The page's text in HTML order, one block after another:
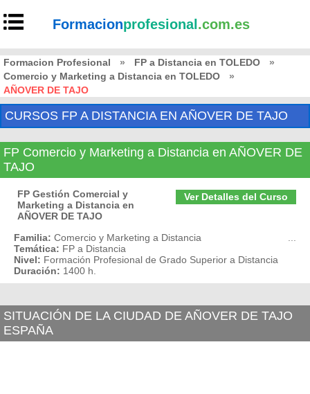
Formacionprofesional .com.es
Formacion Profesional » FP a Distancia en TOLEDO
»
Comercio y Marketing a Distancia en TOLEDO
»
AÑOVER DE TAJO
CURSOS FP A DISTANCIA EN AÑOVER DE TAJO
FP Comercio y Marketing a Distancia en AÑOVER DE
TAJO
Ver Detalles del Curso
FP Gestión Comercial y
Marketing a Distancia en
AÑOVER DE TAJO
Familia: Comercio y Marketing a Distancia
Temática: FP a Distancia
Nivel: Formación Profesional de Grado Superior a Distancia
Duración: 1400 h.
SITUACIÓN DE LA CIUDAD DE AÑOVER DE TAJO
ESPAÑA